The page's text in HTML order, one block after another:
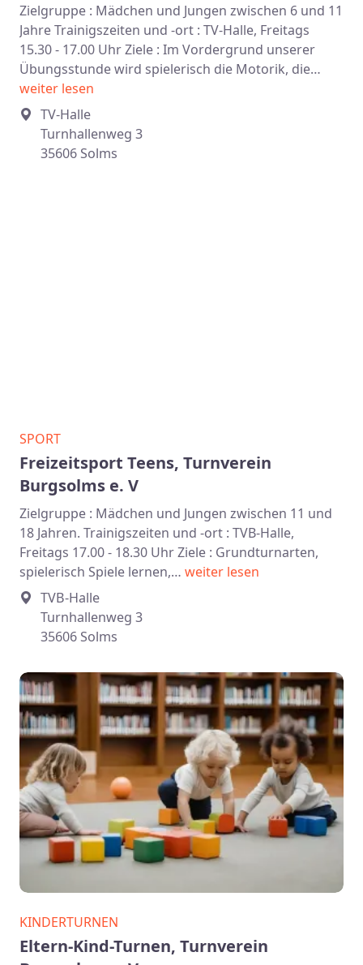
Zielgruppe : Mädchen und Jungen zwischen 6 und 11
Jahre Trainigszeiten und -ort : TV-Halle, Freitags
15.30 - 17.00 Uhr Ziele : Im Vordergrund unserer
Übungsstunde wird spielerisch die Motorik, die…
weiter lesen
TV-Halle
Turnhallenweg 3
35606 Solms
SPORT
Freizeitsport Teens, Turnverein
Burgsolms e. V
Zielgruppe : Mädchen und Jungen zwischen 11 und
18 Jahren. Trainigszeiten und -ort : TVB-Halle,
Freitags 17.00 - 18.30 Uhr Ziele : Grundturnarten,
spielerisch Spiele lernen,… weiter lesen
TVB-Halle
Turnhallenweg 3
35606 Solms
KINDERTURNEN
Eltern-Kind-Turnen, Turnverein